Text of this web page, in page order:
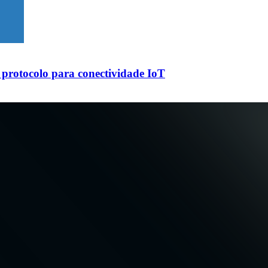
para conectividade IoT